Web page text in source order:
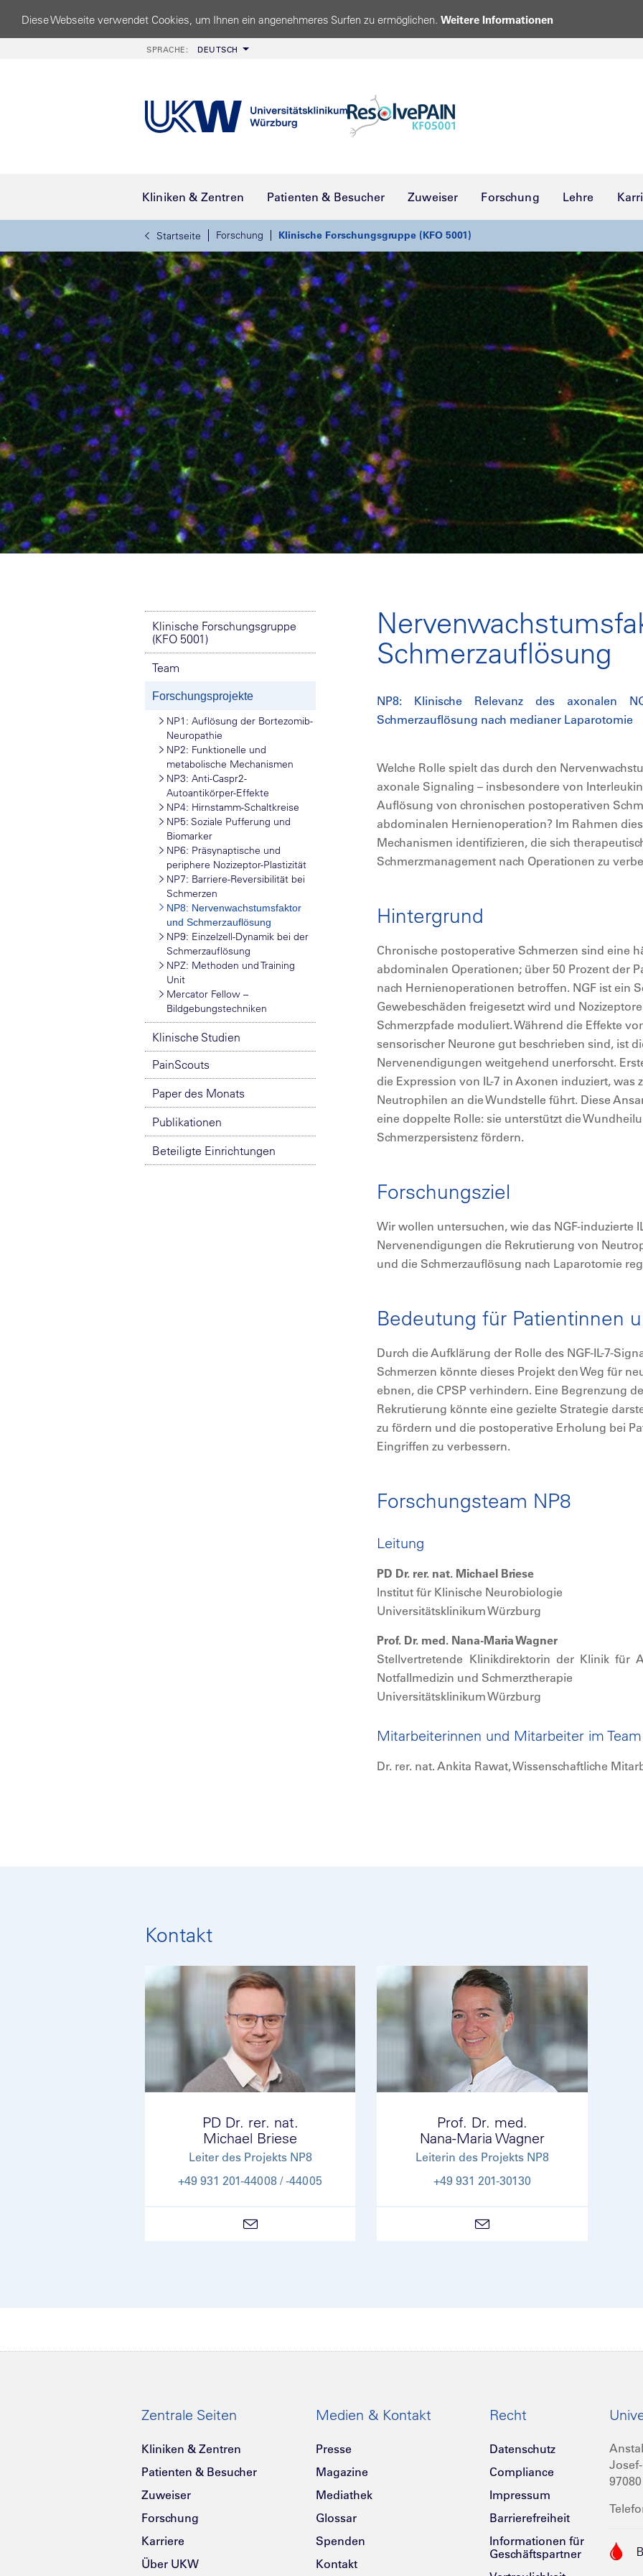
Diese Webseite verwendet Cookies, um Ihnen ein angenehmeres Surfen zu ermöglichen. Weitere Informationen
SPRACHE: DEUTSCH
Kliniken & Zentren Patienten & Besucher Zuweiser Forschung Lehre
Startseite Forschung Klinische Forschungsgruppe (KFO 5001)
Klinische Forschungsgruppe
(KFO 5001)
Team
Forschungsprojekte
NP1: Auflösung der Bortezomib-
Neuropathie
NP2: Funktionelle und
metabolische Mechanismen
NP3: Anti-Caspr2-
Autoantikörper-Effekte
NP4: Hirnstamm-Schaltkreise
NP5: Soziale Pufferung und
Biomarker
NP6: Präsynaptische und
periphere Nozizeptor-Plastizität
NP7: Barriere-Reversibilität bei
Schmerzen
NP8: Nervenwachstumsfaktor
und Schmerzauflösung
NP9: Einzelzell-Dynamik bei der
Schmerzauflösung
NPZ: Methoden und Training
Unit
Mercator Fellow –
Bildgebungstechniken
Klinische Studien
PainScouts
Paper des Monats
Publikationen
Beteiligte Einrichtungen
Schmerzauflösung
NP8: Klinische Relevanz des axonalen
Schmerzauflösung nach medianer Laparotomie
Welche Rolle spielt das durch den
axonale Signaling – insbesondere von
Auflösung von chronischen postoperativen
abdominalen Hernienoperation? Im Rahmen
Mechanismen identifizieren, die sich
Schmerzmanagement nach Operationen zu
Hintergrund
Chronische postoperative Schmerzen sind eine
abdominalen Operationen; über 50 Prozent der
nach Hernienoperationen betroffen. NGF ist ein
Gewebeschäden freigesetzt wird und
Schmerzpfade moduliert. Während die Effekte
sensorischer Neurone gut beschrieben sind, ist
Nervenendigungen weitgehend unerforscht.
die Expression von IL-7 in Axonen induziert, was
Neutrophilen an die Wundstelle führt. Diese
eine doppelte Rolle: sie unterstützt die
Schmerzpersistenz fördern.
Forschungsziel
Wir wollen untersuchen, wie das NGF-induzierte
Nervenendigungen die Rekrutierung von
und die Schmerzauflösung nach Laparotomie
Bedeutung für Patientinnen
Durch die Aufklärung der Rolle des NGF-IL-7-
Schmerzen könnte dieses Projekt den Weg für
ebnen, die CPSP verhindern. Eine Begrenzung
Rekrutierung könnte eine gezielte Strategie
zu fördern und die postoperative Erholung bei
Eingriffen zu verbessern.
Forschungsteam NP8
Leitung
PD Dr. rer. nat. Michael Briese
Institut für Klinische Neurobiologie
Universitätsklinikum Würzburg
Prof. Dr. med. Nana-Maria Wagner
Stellvertretende Klinikdirektorin der Klinik für
Notfallmedizin und Schmerztherapie
Universitätsklinikum Würzburg
Mitarbeiterinnen und Mitarbeiter im Team
Dr. rer. nat. Ankita Rawat, Wissenschaftliche
Kontakt
PD Dr. rer. nat.
Michael Briese
Leiter des Projekts NP8
+49 931 201-44008 / -44005
Prof. Dr. med.
Nana-Maria Wagner
Leiterin des Projekts NP8
+49 931 201-30130
Zentrale Seiten
Kliniken & Zentren
Patienten & Besucher
Zuweiser
Forschung
Karriere
Über UKW
Medien & Kontakt
Presse
Magazine
Mediathek
Glossar
Spenden
Kontakt
Recht
Datenschutz
Compliance
Impressum
Barrierefreiheit
Informationen für
Geschäftspartner